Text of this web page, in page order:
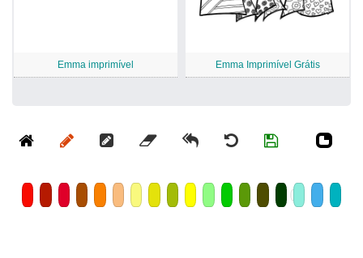
Emma imprimível Emma Imprimível Grátis